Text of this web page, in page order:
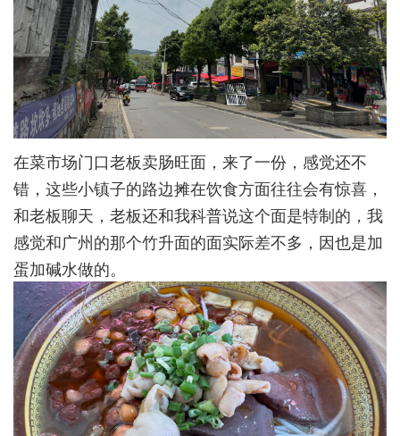
在菜市场门口老板卖肠旺面，来了一份，感觉还不
错，这些小镇子的路边摊在饮食方面往往会有惊喜，
和老板聊天，老板还和我科普说这个面是特制的，我
感觉和广州的那个竹升面的面实际差不多，因也是加
蛋加碱水做的。